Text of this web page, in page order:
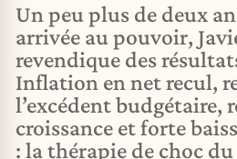
Un peu plus de deux
arrivée au pouvoir,
revendique des
Inflation en net recul,
l’excédent budgétaire,
croissance et forte
: la thérapie de choc